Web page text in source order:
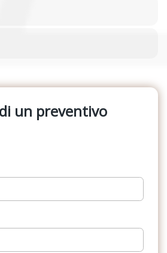
un preventivo